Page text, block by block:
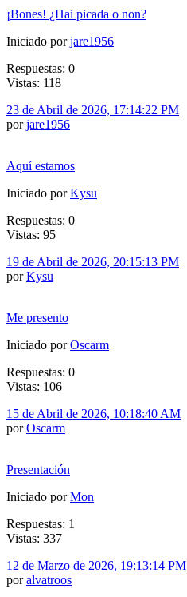
¡Bones! ¿Hai picada o non?
Iniciado porjare1956
Respuestas: 0
Vistas: 118
23 de Abril de 2026, 17:14:22 PM
porjare1956
Aquí estamos
Iniciado porKysu
Respuestas: 0
Vistas: 95
19 de Abril de 2026, 20:15:13 PM
porKysu
Me presento
Iniciado porOscarm
Respuestas: 0
Vistas: 106
15 de Abril de 2026, 10:18:40 AM
porOscarm
Presentación
Iniciado porMon
Respuestas: 1
Vistas: 337
12 de Marzo de 2026, 19:13:14 PM
poralvatroos